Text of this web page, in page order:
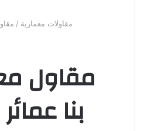
مقاولات معمارية / مقاول
بنا